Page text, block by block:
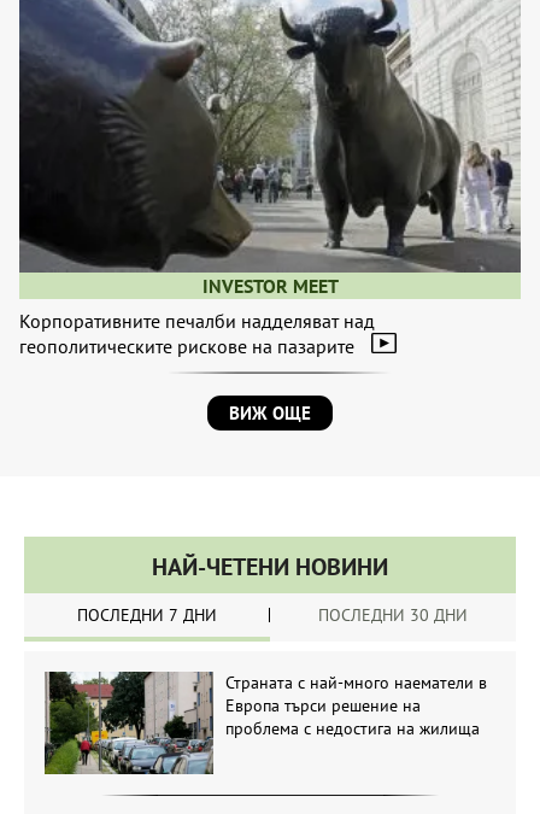
INVESTOR MEET
Корпоративните печалби надделяват над
геополитическите рискове на пазарите
ВИЖ ОЩЕ
НАЙ-ЧЕТЕНИ НОВИНИ
ПОСЛЕДНИ 7 ДНИ ПОСЛЕДНИ 30 ДНИ
Страната с най-много наематели в
Европа търси решение на
проблема с недостига на жилища